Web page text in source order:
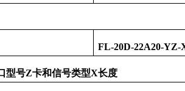
FL-20D-22A20-YZ-
型号Z卡和信号类型X长度